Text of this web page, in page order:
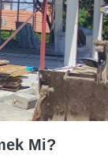
Mi?